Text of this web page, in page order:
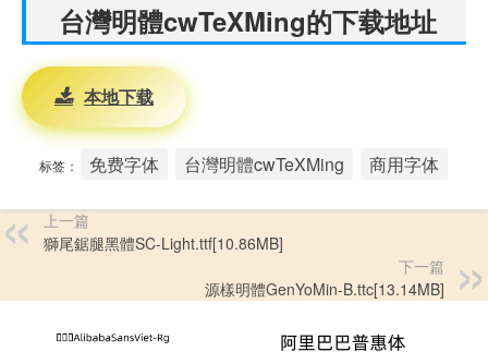
台灣明體cwTeXMing的下载地址
本地下载
标签： 免费字体 台灣明體cwTeXMing 商用字体
上一篇
獅尾鋸腿黑體SC-Light.ttf[10.86MB]
下一篇
源樣明體GenYoMin-B.ttc[13.14MB]